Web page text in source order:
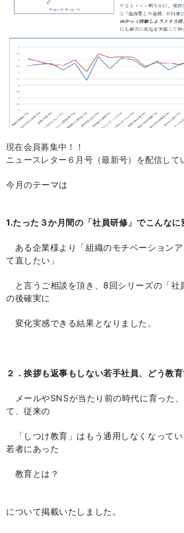
現在会員募集中！！
ニュースレター６月号（最新号）を配信して
今月のテーマは
1.たった３か月間の「社員研修」でこんなに
ある企業様より「組織のモチベーション
て直したい」
と言うご相談を頂き、 8回シリーズの「社
の後確実に
変化実感できる結果となりました。
２．挨拶も返事もしない若手社員、どう教育
メールやSNSが当たり前の時代に育った
て、従来の
「しつけ教育」はもう通用しなくなって
若者にあった
教育とは？
について掲載いたしました。